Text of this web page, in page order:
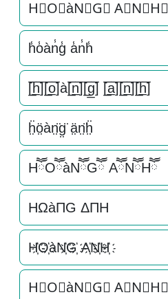
H⃣O⃣àN⃣G⃣ A⃣N⃣H⃣
h̾o̾àn̾g̾ a̾n̾h̾
[̲̅h̲̅][̲̅o̲̅]à[̲̅n̲̅][̲̅g̲̅] [̲̅a̲̅][̲̅n̲̅][̲̅h̲̅]
ḧ̤ö̤àn̤̈g̤̈ ä̤n̤̈ḧ̤
HཽOཽàNཽGཽ AཽNཽHཽ
HΩàΠG ΔΠH
H҉O҉àN҉G҉ A҉N҉H҉
H⃜O⃜àN⃜G⃜ A⃜N⃜H⃜